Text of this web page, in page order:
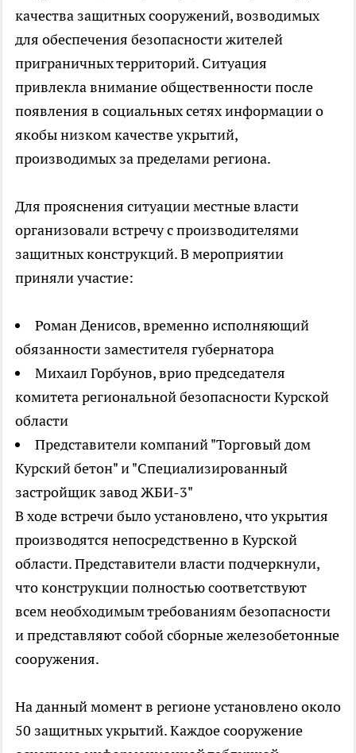
качества защитных сооружений, возводимых
для обеспечения безопасности жителей
приграничных территорий. Ситуация
привлекла внимание общественности после
появления в социальных сетях информации о
якобы низком качестве укрытий,
производимых за пределами региона.
Для прояснения ситуации местные власти
организовали встречу с производителями
защитных конструкций. В мероприятии
приняли участие:
Роман Денисов, временно исполняющий
обязанности заместителя губернатора
Михаил Горбунов, врио председателя
комитета региональной безопасности Курской
области
Представители компаний "Торговый дом
Курский бетон" и "Специализированный
застройщик завод ЖБИ-3"
В ходе встречи было установлено, что укрытия
производятся непосредственно в Курской
области. Представители власти подчеркнули,
что конструкции полностью соответствуют
всем необходимым требованиям безопасности
и представляют собой сборные железобетонные
сооружения.
На данный момент в регионе установлено около
50 защитных укрытий. Каждое сооружение